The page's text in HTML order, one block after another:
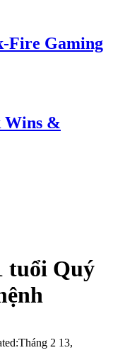
Gaming
Wins &
tuổi Quý
Tháng 2 13,